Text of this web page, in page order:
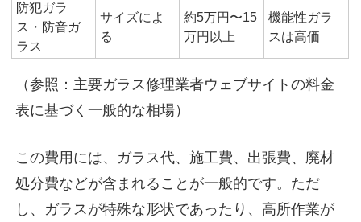
防犯ガラ
ス・防音ガ
ラス
サイズによ
る
約5万円〜15
万円以上
機能性ガラ
スは高価
（参照：主要ガラス修理業者ウェブサイトの料金
表に基づく一般的な相場）
この費用には、ガラス代、施工費、出張費、廃材
処分費などが含まれることが一般的です。ただ
し、ガラスが特殊な形状であったり、高所作業が